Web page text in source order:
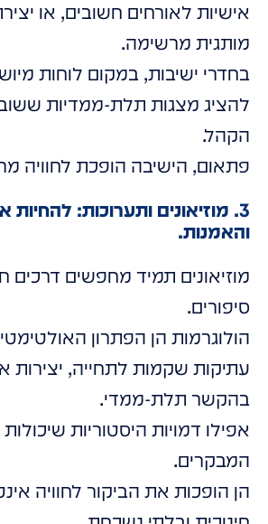
אישיות לאורחים חשובים, או
מותגית מרשימה.
בחדרי ישיבות, במקום לוחות
להציג מצגות תלת-ממדיות
הקהל.
פתאום, הישיבה הופכת לחוויה
3. מוזיאונים ותערוכות:
והאמנות.
מוזיאונים תמיד מחפשים
סיפורים.
הולוגרמות הן הפתרון
עתיקות שקמות לתחייה, יצירות
בהקשר תלת-ממדי.
אפילו דמויות היסטוריות
המבקרים.
הן הופכות את הביקור לחוויה